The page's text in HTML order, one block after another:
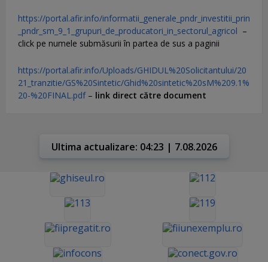
https://portal.afir.info/informatii_generale_pndr_investitii_prin
_pndr_sm_9_1_grupuri_de_producatori_in_sectorul_agricol –
click pe numele submăsurii în partea de sus a paginii
https://portal.afir.info/Uploads/GHIDUL%20Solicitantului/20
21_tranzitie/GS%20Sintetic/Ghid%20sintetic%20sM%209.1%
20-%20FINAL.pdf– link direct către document
Ultima actualizare: 04:23 | 7.08.2026